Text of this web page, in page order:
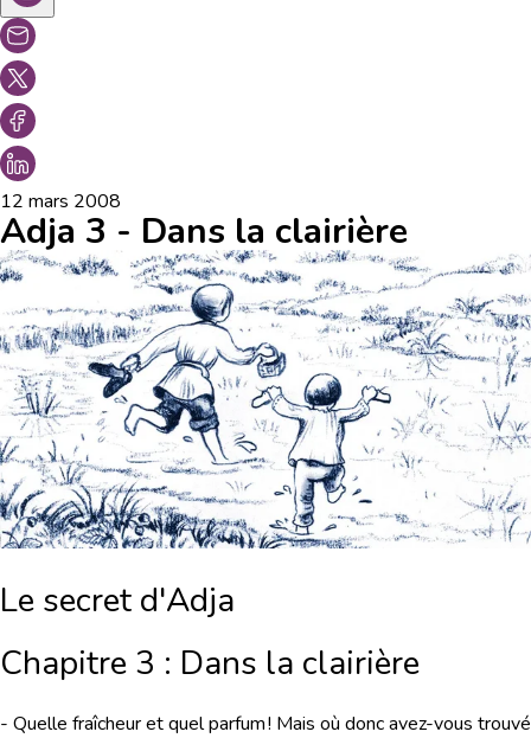
12 mars 2008
Adja 3 - Dans la clairière
Le secret d'Adja
Chapitre 3 : Dans la clairière
- Quelle fraîcheur et quel parfum ! Mais où donc avez-vous trouvé